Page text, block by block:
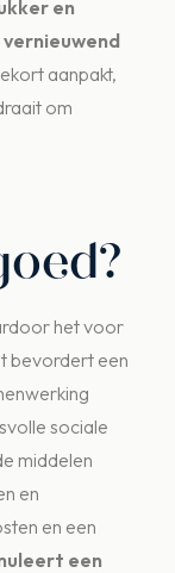
en
vernieuwend
aanpakt,
om
het voor
bevordert een
sociale
middelen
en
en een
een